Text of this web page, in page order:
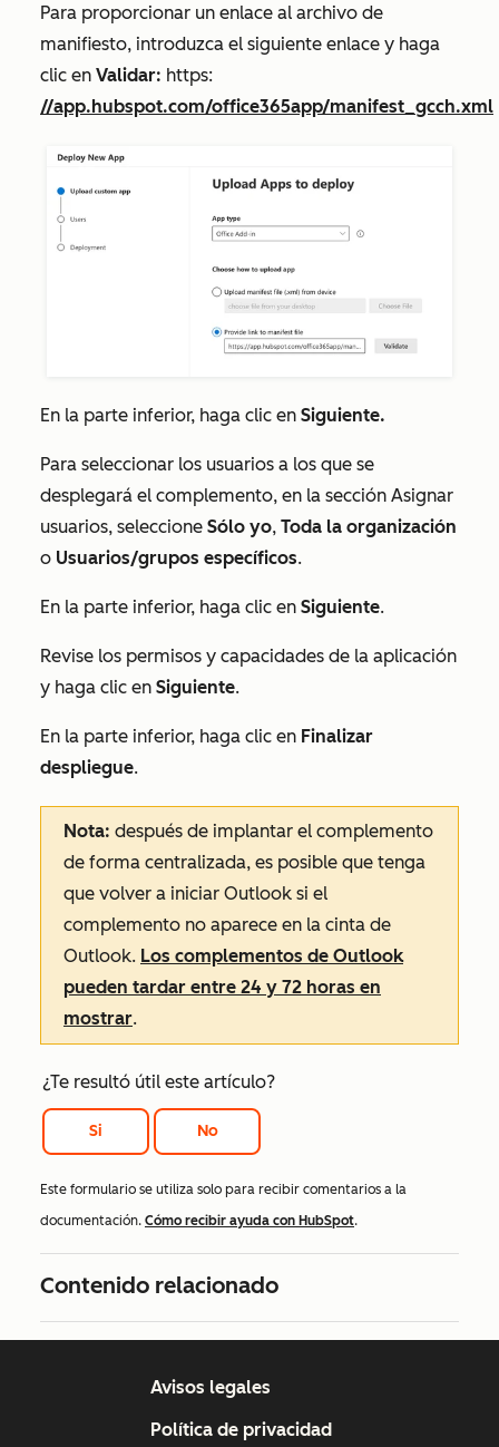
Para proporcionar un enlace al archivo de
manifiesto, introduzca el siguiente enlace y haga
clic en Validar: https:
//app.hubspot.com/office365app/manifest_gcch.xml
En la parte inferior, haga clic en Siguiente.
Para seleccionar los usuarios a los que se
desplegará el complemento, en la sección Asignar
usuarios, seleccione Sólo yo, Toda la organización
o Usuarios/grupos específicos.
En la parte inferior, haga clic en Siguiente.
Revise los permisos y capacidades de la aplicación
y haga clic en Siguiente.
En la parte inferior, haga clic en Finalizar
despliegue.
Nota: después de implantar el complemento
de forma centralizada, es posible que tenga
que volver a iniciar Outlook si el
complemento no aparece en la cinta de
Outlook. Los complementos de Outlook
pueden tardar entre 24 y 72 horas en
mostrar.
¿Te resultó útil este artículo?
Si No
Este formulario se utiliza solo para recibir comentarios a la
documentación. Cómo recibir ayuda con HubSpot.
Contenido relacionado
Avisos legales
Política de privacidad